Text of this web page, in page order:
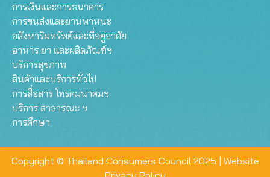
การเงินและการธนาคาร
การขนส่งและยานพาหนะ
อสังหาริมทรัพย์และที่อยู่อาศัย
อาหาร ยา และผลิตภัณฑ์ฯ
บริการสุขภาพ
สินค้าและบริการทั่วไป
การสื่อสาร โทรคมนาคมฯ
บริการ สาธารณะ ฯ
การศึกษา
Copyright © Thailand Consumers Council 2025 | Website